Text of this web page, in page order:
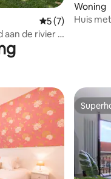
recensiesGemiddelde
5 (7)
aan de rivier -
Woning
Huis